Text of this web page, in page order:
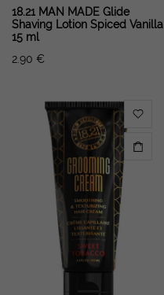
18.21 MAN MADE Glide
Shaving Lotion Spiced Vanilla
15 ml
2.90 €